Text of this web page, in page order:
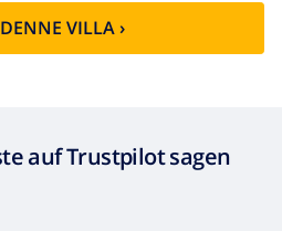
det samlede beløb
VILLA ›
auf Trustpilot sagen